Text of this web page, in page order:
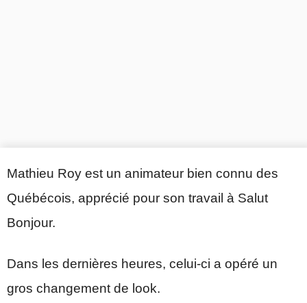
Mathieu Roy est un animateur bien connu des
Québécois, apprécié pour son travail à Salut
Bonjour.
Dans les dernières heures, celui-ci a opéré un
gros changement de look.